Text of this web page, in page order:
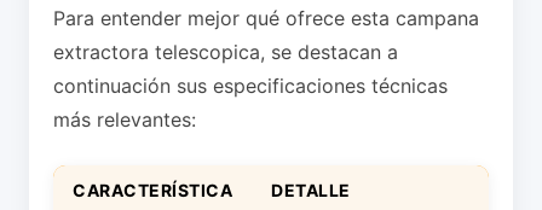
Para entender mejor qué ofrece esta campana
extractora telescopica, se destacan a
continuación sus especificaciones técnicas
más relevantes:
CARACTERÍSTICA DETALLE